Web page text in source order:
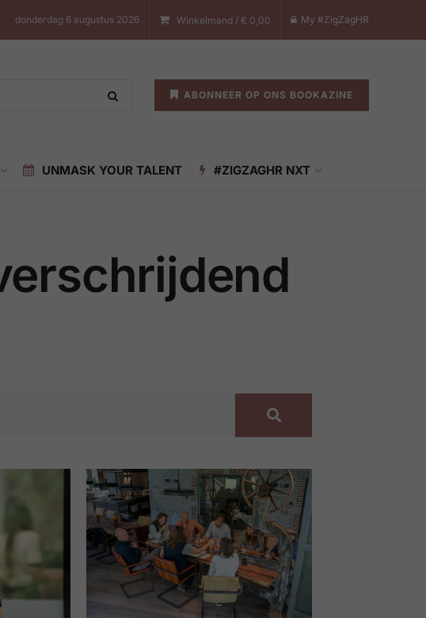
donderdag 6 augustus 2026 Winkelmand / € 0,00 My #ZigZagHR
ABONNEER OP ONS BOOKAZINE
UNMASK YOUR TALENT #ZIGZAGHR NXT